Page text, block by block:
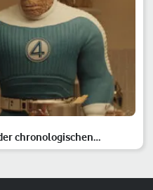
chronologischen